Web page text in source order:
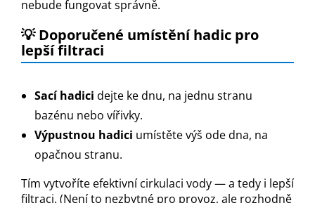
nebude fungovat správně.
💡Doporučené umístění hadic pro
lepší filtraci
Sací hadici dejte ke dnu, na jednu stranu
bazénu nebo vířivky.
Výpustnou hadici umístěte výš ode dna, na
opačnou stranu.
Tím vytvoříte efektivní cirkulaci vody — a tedy i lepší
filtraci. (Není to nezbytné pro provoz, ale rozhodně